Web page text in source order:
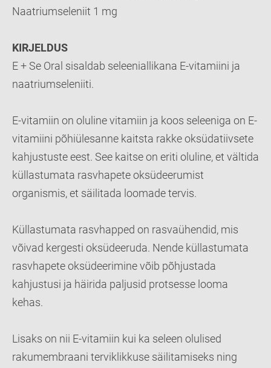
Naatriumseleniit 1 mg
KIRJELDUS
E + Se Oral sisaldab seleeniallikana E-vitamiini ja
naatriumseleniiti.
E-vitamiin on oluline vitamiin ja koos seleeniga on E-
vitamiini põhiülesanne kaitsta rakke oksüdatiivsete
kahjustuste eest. See kaitse on eriti oluline, et vältida
küllastumata rasvhapete oksüdeerumist
organismis, et säilitada loomade tervis.
Küllastumata rasvhapped on rasvaühendid, mis
võivad kergesti oksüdeeruda. Nende küllastumata
rasvhapete oksüdeerimine võib põhjustada
kahjustusi ja häirida paljusid protsesse looma
kehas.
Lisaks on nii E-vitamiin kui ka seleen olulised
rakumembraani terviklikkuse säilitamiseks ning